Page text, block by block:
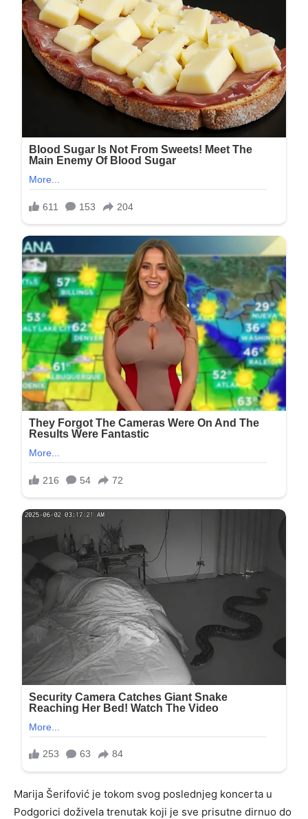
Marija Šerifović je tokom svog poslednjeg koncerta u
Podgorici doživela trenutak koji je sve prisutne dirnuo do